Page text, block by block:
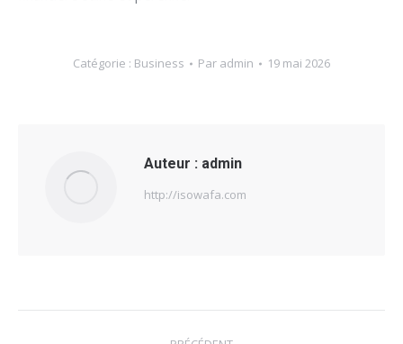
Catégorie : Business Par admin 19 mai 2026
Auteur : admin
http://isowafa.com